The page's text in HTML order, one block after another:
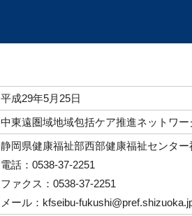
平成29年5月25日
中東遠圏域地域包括ケア推進ネットワ
静岡県健康福祉部西部健康福祉センタ
電話：0538-37-2251
ファクス：0538-37-2251
メール：kfseibu-